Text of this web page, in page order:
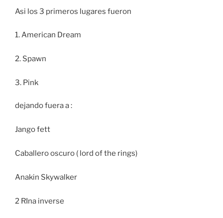
Asi los 3 primeros lugares fueron
1. American Dream
2. Spawn
3. Pink
dejando fuera a :
Jango fett
Caballero oscuro ( lord of the rings)
Anakin Skywalker
2 RIna inverse